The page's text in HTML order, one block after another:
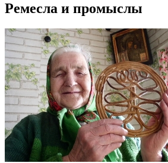
Ремесла и промыслы